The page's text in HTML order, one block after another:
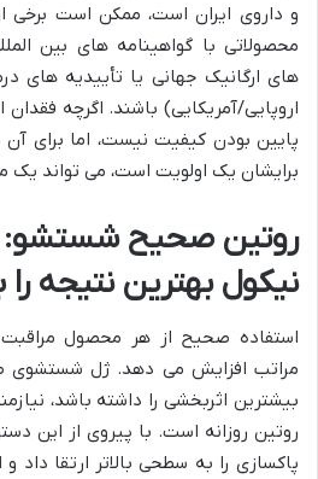
و داروی ایران است، ممکن است برخی
محصولاتی با گواهینامه های بین
های ارگانیک جهانی یا تأییدیه های
اروپایی/آمریکایی) باشند. اگرچه
پایین بودن کیفیت نیست، اما برای آن
برایشان یک اولویت است، می تواند یک
روتین صحیح شستشو:
نیکول بهترین نتیجه را
استفاده صحیح از هر محصول مراقبت
مراتب افزایش می دهد. ژل شستشوی
بیشترین اثربخشی را داشته باشد،
روتین روزانه است. با پیروی از این
پاکسازی را به سطحی بالاتر ارتقا داد